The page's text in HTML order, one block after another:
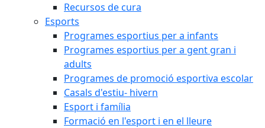
Recursos de cura
Esports
Programes esportius per a infants
Programes esportius per a gent gran i
adults
Programes de promoció esportiva escolar
Casals d'estiu- hivern
Esport i família
Formació en l'esport i en el lleure